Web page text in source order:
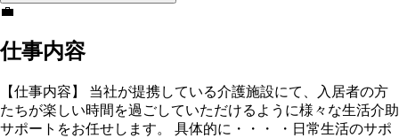
💼
仕事内容
【仕事内容】 当社が提携している介護施設にて、入居者の方
たちが楽しい時間を過ごしていただけるように様々な生活介助
サポートをお任せします。 具体的に・・・ ・日常生活のサポ